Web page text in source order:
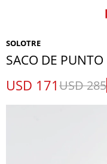
SOLOTRE
SACO DE PUNTO
USD 171USD285